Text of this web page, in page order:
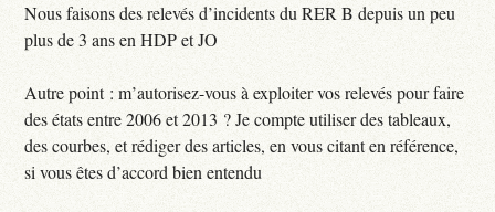
Nous faisons des relevés d’incidents du RER B depuis un peu
plus de 3 ans en HDP et JO
Autre point : m’autorisez-vous à exploiter vos relevés pour faire
des états entre 2006 et 2013 ? Je compte utiliser des tableaux,
des courbes, et rédiger des articles, en vous citant en référence,
si vous êtes d’accord bien entendu